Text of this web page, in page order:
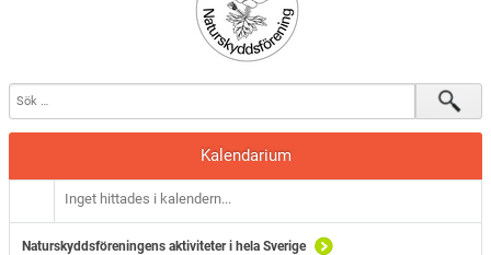
Kalendarium
Inget hittades i kalendern...
Naturskyddsföreningens aktiviteter i hela Sverige